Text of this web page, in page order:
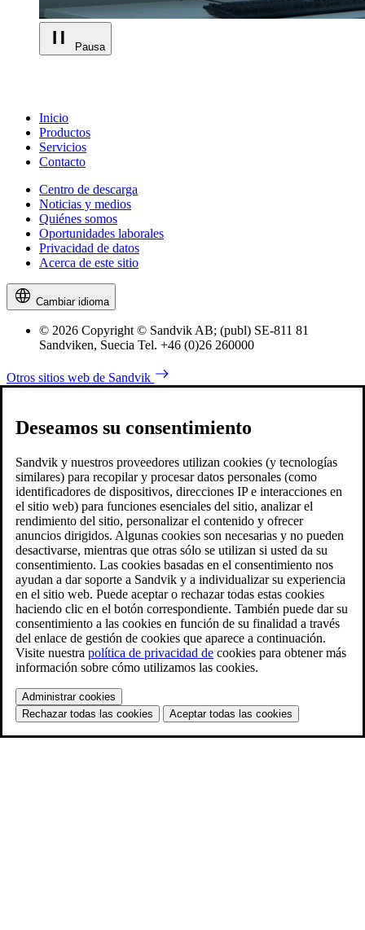
Pausa
Inicio
Productos
Servicios
Contacto
Centro de descarga
Noticias y medios
Quiénes somos
Oportunidades laborales
Privacidad de datos
Acerca de este sitio
Cambiar idioma
© 2026 Copyright © Sandvik AB; (publ) SE-811 81
Sandviken, Suecia Tel. +46 (0)26 260000
Otros sitios web de Sandvik
Deseamos su consentimiento
Sandvik y nuestros proveedores utilizan cookies (y tecnologías
similares) para recopilar y procesar datos personales (como
identificadores de dispositivos, direcciones IP e interacciones en
el sitio web) para funciones esenciales del sitio, analizar el
rendimiento del sitio, personalizar el contenido y ofrecer
anuncios dirigidos. Algunas cookies son necesarias y no pueden
desactivarse, mientras que otras sólo se utilizan si usted da su
consentimiento. Las cookies basadas en el consentimiento nos
ayudan a dar soporte a Sandvik y a individualizar su experiencia
en el sitio web. Puede aceptar o rechazar todas estas cookies
haciendo clic en el botón correspondiente. También puede dar su
consentimiento a las cookies en función de su finalidad a través
del enlace de gestión de cookies que aparece a continuación.
Visite nuestra política de privacidad de cookies para obtener más
información sobre cómo utilizamos las cookies.
Administrar cookies
Rechazar todas las cookies
Aceptar todas las cookies